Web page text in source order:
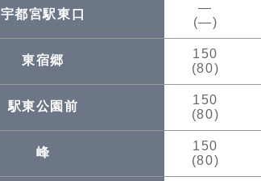
宇都宮駅東口
—
(—)
東宿郷
150
(80)
駅東公園前
150
(80)
峰
150
(80)